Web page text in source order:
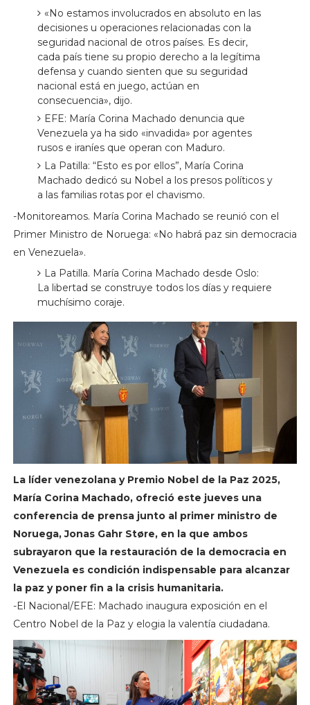
«No estamos involucrados en absoluto en las
decisiones u operaciones relacionadas con la
seguridad nacional de otros países. Es decir,
cada país tiene su propio derecho a la legítima
defensa y cuando sienten que su seguridad
nacional está en juego, actúan en
consecuencia», dijo.
EFE: María Corina Machado denuncia que
Venezuela ya ha sido «invadida» por agentes
rusos e iraníes que operan con Maduro.
La Patilla: “Esto es por ellos”, María Corina
Machado dedicó su Nobel a los presos políticos y
a las familias rotas por el chavismo.
-Monitoreamos. María Corina Machado se reunió con el
Primer Ministro de Noruega: «No habrá paz sin democracia
en Venezuela».
La Patilla. María Corina Machado desde Oslo:
La libertad se construye todos los días y requiere
muchísimo coraje.
La líder venezolana y Premio Nobel de la Paz 2025,
María Corina Machado, ofreció este jueves una
conferencia de prensa junto al primer ministro de
Noruega, Jonas Gahr Støre, en la que ambos
subrayaron que la restauración de la democracia en
Venezuela es condición indispensable para alcanzar
la paz y poner fin a la crisis humanitaria.
-El Nacional/EFE: Machado inaugura exposición en el
Centro Nobel de la Paz y elogia la valentía ciudadana.